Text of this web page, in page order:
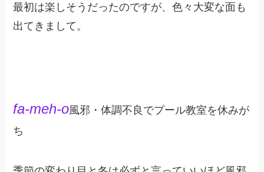
最初は楽しそうだったのですが、色々大変な面も
出てきまして。
fa-meh-o風邪・体調不良でプール教室を休みが
ち